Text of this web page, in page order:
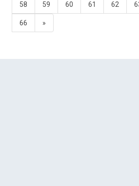
58 59 60 61 62
66 »